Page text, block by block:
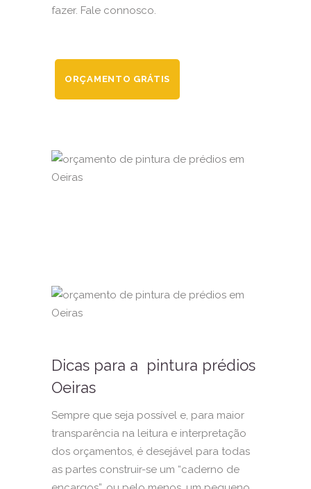
fazer. Fale connosco.
ORÇAMENTO GRÁTIS
Dicas para a pintura prédios
Oeiras
Sempre que seja possível e, para maior
transparência na leitura e interpretação
dos orçamentos, é desejável para todas
as partes construir-se um “caderno de